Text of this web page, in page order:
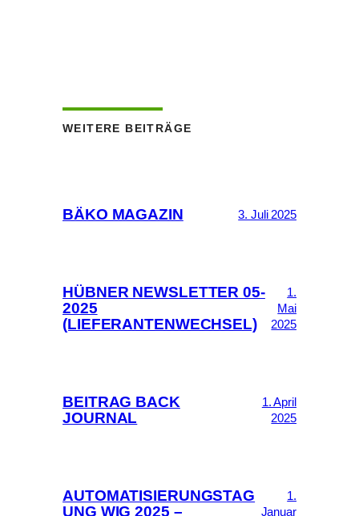
WEITERE BEITRÄGE
BÄKO MAGAZIN 3. Juli 2025
HÜBNER NEWSLETTER 05-
2025
(LIEFERANTENWECHSEL)
1.
Mai
2025
BEITRAG BACK
JOURNAL
1. April
2025
AUTOMATISIERUNGSTAG
UNG WIG 2025 –
1.
Januar